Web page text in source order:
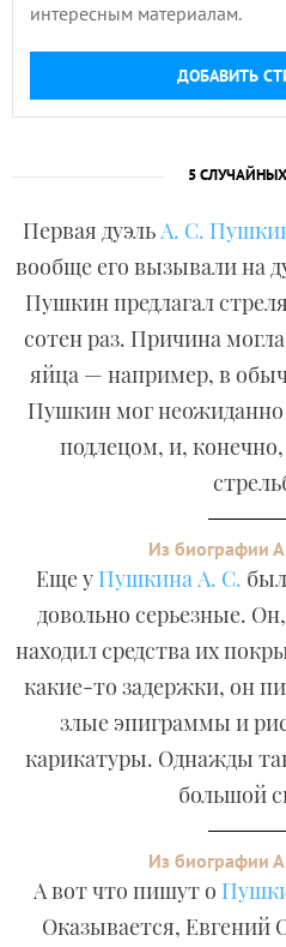
интересным материалам.
ДОБАВИТЬ
5
Первая дуэльА. С.
вообще его вызывали на
Пушкин предлагал
сотен раз. Причина
яйца — например, в
Пушкин мог неожиданно
подлецом, и,
Из биографии
Еще у Пушкина А. С.
довольно серьезные.
находил средства их
какие-то задержки, он
злые эпиграммы и
карикатуры. Однажды
большой
Из биографии
А вот что пишут о
Оказывается, Евгений